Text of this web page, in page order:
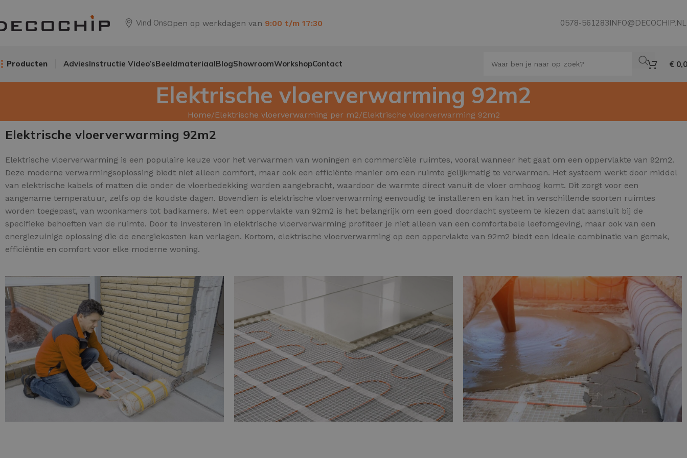
Vind OnsOpen op werkdagen van 9:00 t/m 17:30 0578-561283INFO@DECOCHIP.NL
Producten AdviesInstructie Video’sBeeldmateriaalBlogShowroomWorkshopContact €
Elektrische vloerverwarming 92m2
Home Elektrische vloerverwarming per m2 Elektrische vloerverwarming 92m2
Elektrische vloerverwarming 92m2
Elektrische vloerverwarming is een populaire keuze voor het verwarmen van woningen en commerciële ruimtes, vooral wanneer het gaat om een oppervlakte van 92m2.
Deze moderne verwarmingsoplossing biedt niet alleen comfort, maar ook een efficiënte manier om een ruimte gelijkmatig te verwarmen. Het systeem werkt door middel
van elektrische kabels of matten die onder de vloerbedekking worden aangebracht, waardoor de warmte direct vanuit de vloer omhoog komt. Dit zorgt voor een
aangename temperatuur, zelfs op de koudste dagen. Bovendien is elektrische vloerverwarming eenvoudig te installeren en kan het in verschillende soorten ruimtes
worden toegepast, van woonkamers tot badkamers. Met een oppervlakte van 92m2 is het belangrijk om een goed doordacht systeem te kiezen dat aansluit bij de
specifieke behoeften van de ruimte. Door te investeren in elektrische vloerverwarming profiteer je niet alleen van een comfortabele leefomgeving, maar ook van een
energiezuinige oplossing die de energiekosten kan verlagen. Kortom, elektrische vloerverwarming op een oppervlakte van 92m2 biedt een ideale combinatie van gemak,
efficiëntie en comfort voor elke moderne woning.